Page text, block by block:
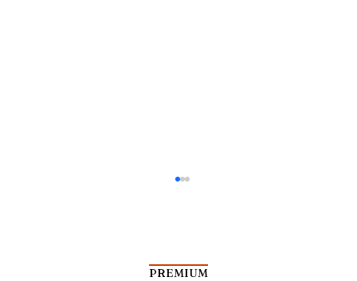
PREMIUM